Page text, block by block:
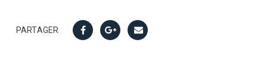
PARTAGER